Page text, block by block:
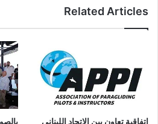
Related Articles
إتفاقية تعاون بين الاتحاد اللبناني